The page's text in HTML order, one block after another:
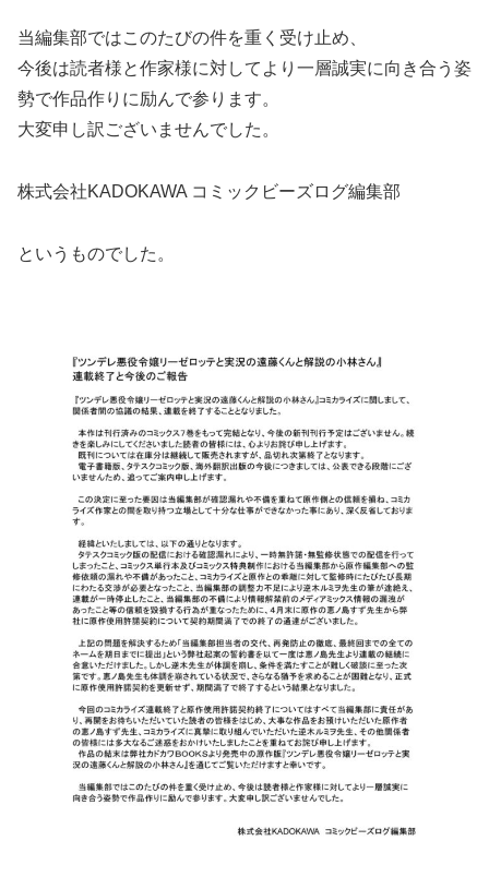
当編集部ではこのたびの件を重く受け止め、
今後は読者様と作家様に対してより一層誠実に向き合う姿
勢で作品作りに励んで参ります。
大変申し訳ございませんでした。
株式会社KADOKAWA コミックビーズログ編集部
というものでした。